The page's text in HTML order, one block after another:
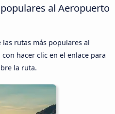
al Aeropuerto
rutas más populares al
hacer clic en el enlace para
la ruta.